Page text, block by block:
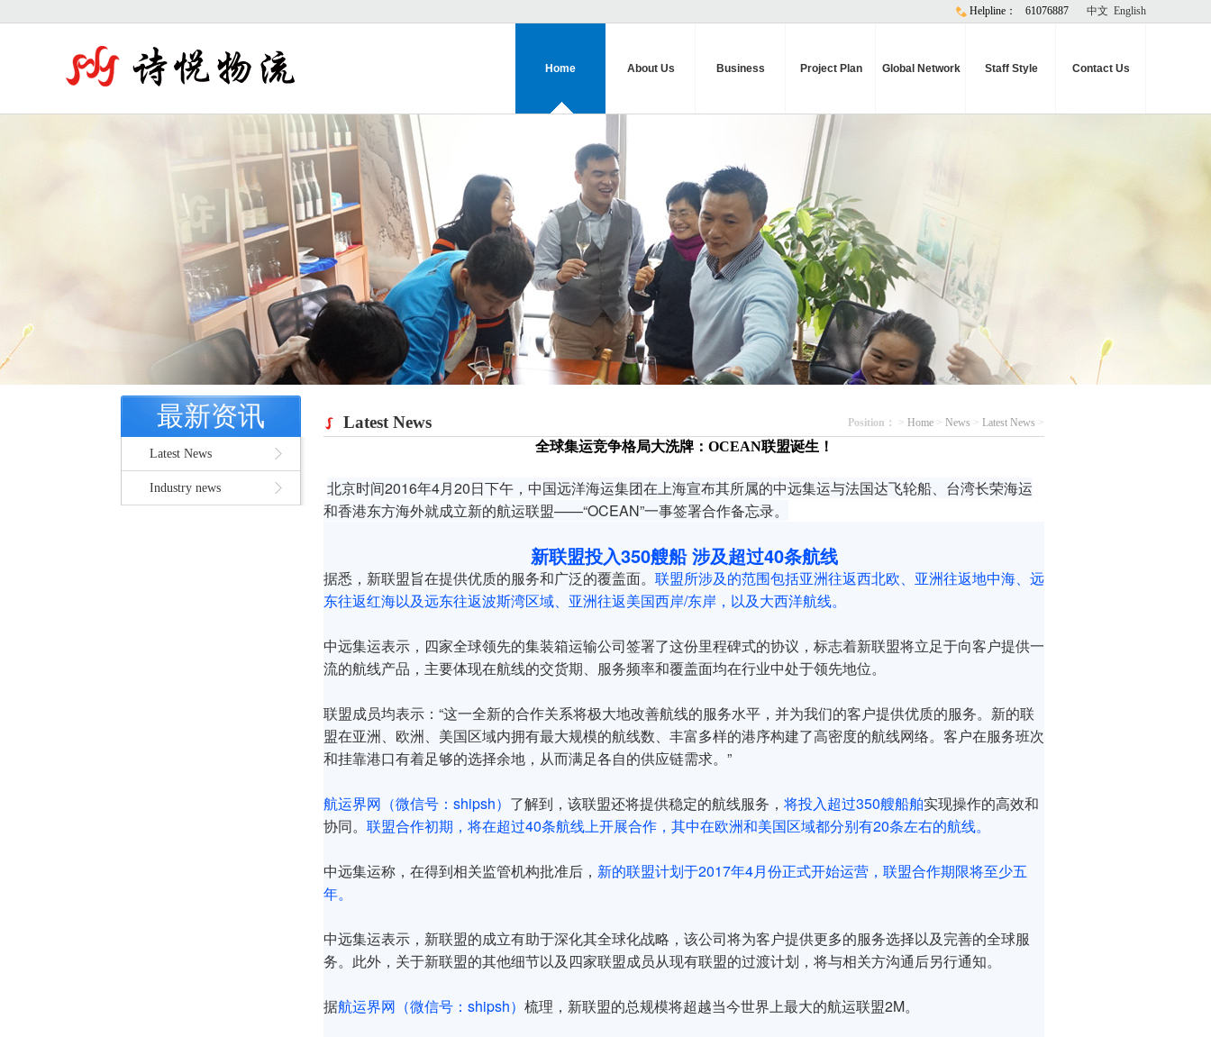
Helpline： 61076887 中文 English
Home About Us Business Project Plan Global Network Staff Style Contact Us
最新资讯
Latest News
Industry news
Latest News Position： > Home > News > Latest News >
全球集运竞争格局大洗牌：OCEAN联盟诞生！
北京时间2016年4月20日下午，中国远洋海运集团在上海宣布其所属的中远集运与法国达飞轮船、台湾长荣海运
和香港东方海外就成立新的航运联盟——“OCEAN”一事签署合作备忘录。
新联盟投入350艘船 涉及超过40条航线
据悉，新联盟旨在提供优质的服务和广泛的覆盖面。 联盟所涉及的范围包括亚洲往返西北欧、亚洲往返地中海、远
东往返红海以及远东往返波斯湾区域、亚洲往返美国西岸/东岸，以及大西洋航线。
中远集运表示，四家全球领先的集装箱运输公司签署了这份里程碑式的协议，标志着新联盟将立足于向客户提供一
流的航线产品，主要体现在航线的交货期、服务频率和覆盖面均在行业中处于领先地位。
联盟成员均表示：“这一全新的合作关系将极大地改善航线的服务水平，并为我们的客户提供优质的服务。新的联
盟在亚洲、欧洲、美国区域内拥有最大规模的航线数、丰富多样的港序构建了高密度的航线网络。客户在服务班次
和挂靠港口有着足够的选择余地，从而满足各自的供应链需求。”
航运界网（微信号：shipsh） 了解到，该联盟还将提供稳定的航线服务， 将投入超过350艘船舶实现操作的高效和
协同。 联盟合作初期，将在超过40条航线上开展合作，其中在欧洲和美国区域都分别有20条左右的航线。
中远集运称，在得到相关监管机构批准后， 新的联盟计划于2017年4月份正式开始运营，联盟合作期限将至少五
年。
中远集运表示，新联盟的成立有助于深化其全球化战略，该公司将为客户提供更多的服务选择以及完善的全球服
务。此外， 关于新联盟的其他细节以及四家联盟成员从现有联盟的过渡计划，将与相关方沟通后另行通知。
据航运界网（微信号：shipsh） 梳理，新联盟的总规模将超越当今世界上最大的航运联盟2M。